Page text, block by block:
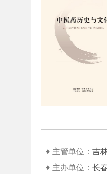
♦ 主管单位： 吉
♦ 主办单位： 长